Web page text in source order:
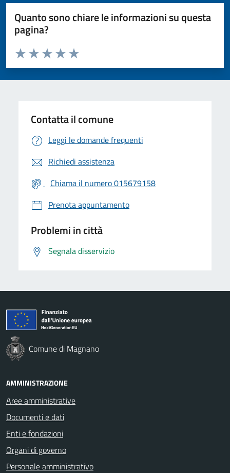
Quanto sono chiare le informazioni su questa
pagina?
Valuta da 1 a 5 stelle la pagina
Valuta 5 stelle su 5
Valuta 4 stelle su 5
Valuta 3 stelle su 5
Valuta 2 stelle su 5
Valuta 1 stelle su 5
Contatta il comune
Leggi le domande frequenti
Richiedi assistenza
Chiama il numero 015679158
Prenota appuntamento
Problemi in città
Segnala disservizio
Comune di Magnano
AMMINISTRAZIONE
Aree amministrative
Documenti e dati
Enti e fondazioni
Organi di governo
Personale amministrativo